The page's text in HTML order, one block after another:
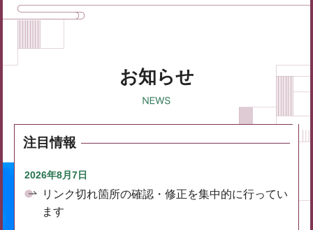
お知らせ
注目情報
2026年8月7日
リンク切れ箇所の確認・修正を集中的に行ってい
ます